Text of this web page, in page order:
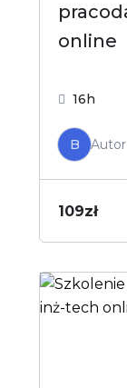
online
16h
B Autor
109zł